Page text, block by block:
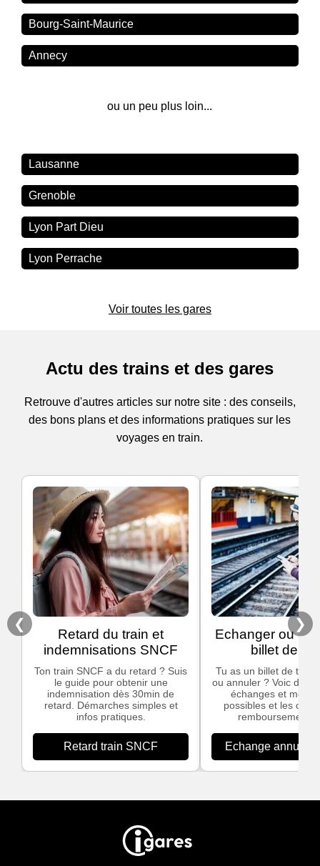
Bourg-Saint-Maurice
Annecy
ou un peu plus loin...
Lausanne
Grenoble
Lyon Part Dieu
Lyon Perrache
Voir toutes les gares
Actu des trains et des gares
Retrouve d'autres articles sur notre site : des conseils,
des bons plans et des informations pratiques sur les
voyages en train.
❮
Retard du train et
indemnisations SNCF
Ton train SNCF a du retard ? Suis
le guide pour obtenir une
indemnisation dès 30min de
retard. Démarches simples et
infos pratiques.
Retard train SNCF
Echanger ou
billet de
Tu as un billet de train
ou annuler ? Voic des
échanges et
possibles et les
remboursement
Echange
❯